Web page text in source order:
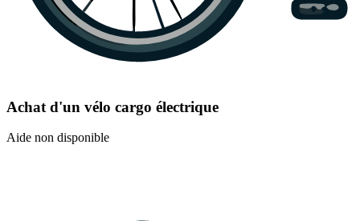
Achat d'un vélo cargo électrique
Aide non disponible